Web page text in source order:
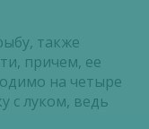
также
причем, ее
на четыре
с луком, ведь